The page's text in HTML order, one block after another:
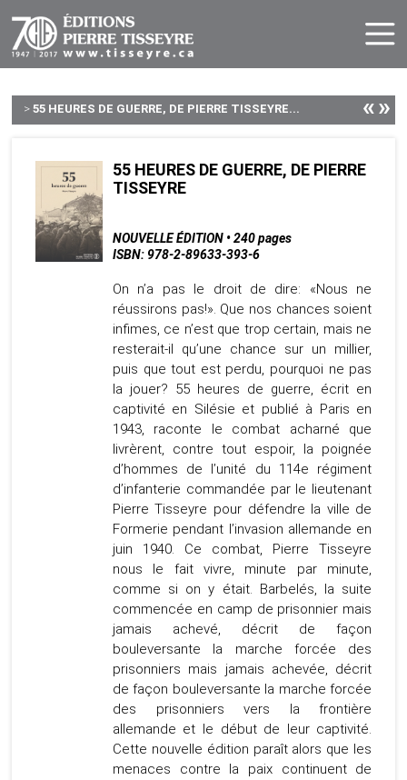
>55 HEURES DE GUERRE, DE PIERRE TISSEYRE... «»
55 HEURES DE GUERRE, DE PIERRE
TISSEYRE
NOUVELLE ÉDITION • 240 pages
ISBN: 978-2-89633-393-6
On n’a pas le droit de dire: «Nous ne
réussirons pas!». Que nos chances soient
infimes, ce n’est que trop certain, mais ne
resterait-il qu’une chance sur un millier,
puis que tout est perdu, pourquoi ne pas
la jouer? 55 heures de guerre, écrit en
captivité en Silésie et publié à Paris en
1943, raconte le combat acharné que
livrèrent, contre tout espoir, la poignée
d’hommes de l’unité du 114e régiment
d’infanterie commandée par le lieutenant
Pierre Tisseyre pour défendre la ville de
Formerie pendant l’invasion allemande en
juin 1940. Ce combat, Pierre Tisseyre
nous le fait vivre, minute par minute,
comme si on y était. Barbelés, la suite
commencée en camp de prisonnier mais
jamais achevé, décrit de façon
bouleversante la marche forcée des
prisonniers mais jamais achevée, décrit
de façon bouleversante la marche forcée
des prisonniers vers la frontière
allemande et le début de leur captivité.
Cette nouvelle édition paraît alors que les
menaces contre la paix continuent de